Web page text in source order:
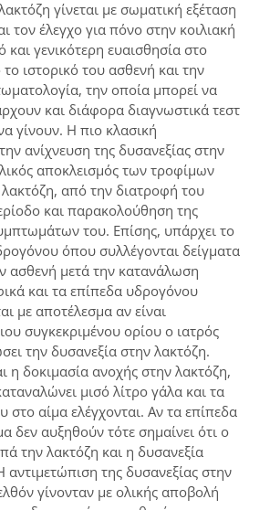
γίνεται με σωματική εξέταση
τον έλεγχο για πόνο στην κοιλιακή
γενικότερη ευαισθησία στο
ιστορικό του ασθενή και την
την οποία μπορεί να
και διάφορα διαγνωστικά τεστ
γίνουν. Η πιο κλασική
ανίχνευση της δυσανεξίας στην
αποκλεισμός των τροφίμων
από την διατροφή του
και παρακολούθηση της
του. Επίσης, υπάρχει το
όπου συλλέγονται δείγματα
ασθενή μετά την κατανάλωση
και τα επίπεδα υδρογόνου
με αποτέλεσμα αν είναι
συγκεκριμένου ορίου ο ιατρός
την δυσανεξία στην λακτόζη.
η δοκιμασία ανοχής στην λακτόζη,
μισό λίτρο γάλα και τα
στο αίμα ελέγχονται. Αν τα επίπεδα
δεν αυξηθούν τότε σημαίνει ότι ο
την λακτόζη και η δυσανεξία
αντιμετώπιση της δυσανεξίας στην
γίνονταν με ολικής αποβολή